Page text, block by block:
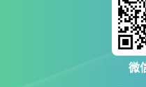
微